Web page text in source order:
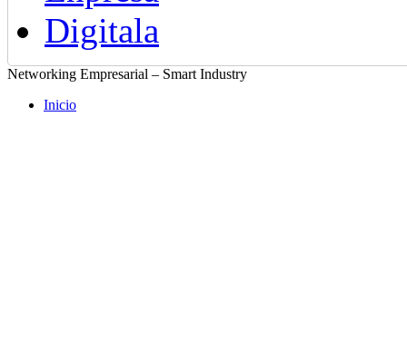
Networking Empresarial – Smart Industry
Inicio